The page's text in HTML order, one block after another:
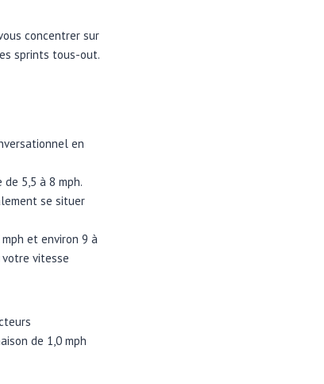
concentrer sur
sprints tous-out.
en
5,5 à 8 mph.
se situer
et environ 9 à
vitesse
de 1,0 mph